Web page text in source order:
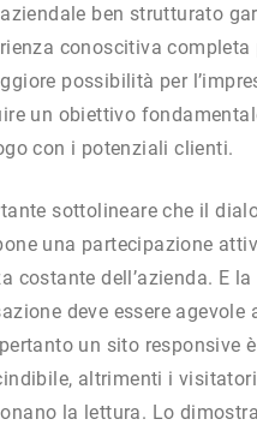
ben strutturato
conoscitiva completa
possibilità per
un obiettivo
con i potenziali clienti.
sottolineare che il
una partecipazione
costante dell’azienda. E la
deve essere agevole
un sito responsive
altrimenti i visitatori
la lettura. Lo